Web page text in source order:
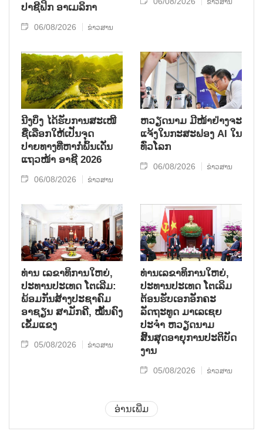
ປາ​ຊີ​ຟິກ ອາ​ເມ​ລິ​ກາ
06/08/2026 ຂ່າວສານ
ຂ່າວສານ
ນີງບິ່ງ ໄດ້ຮັບການສະເໜີ
ຊື່ເລືອກໃຫ້ເປັນຈຸດ
ປາຍທາງທີ່ຫາກໍ່ພົ້ນເດັ່ນ
ແຖວໜ້າ ອາຊີ 2026
06/08/2026 ຂ່າວສານ
ຫວຽດນາມ ມີໜ້າຢ່າງຈະ
ແຈ້ງໃນກະສະຟອງ AI ໃນ
ທົ່ວໂລກ
06/08/2026 ຂ່າວສານ
ທ່ານ ເລຂາທິການໃຫຍ່,
ປະທານປະເທດ ໂຕເລີມ:
ພ້ອມກັນສ້າງປະຊາຄົມ
ອາຊຽນ ສາມັກຄີ, ໝັ້ນຄົງ
ເຂັ້ມແຂງ
05/08/2026 ຂ່າວສານ
ທ່ານເລຂາທິການໃຫຍ່,
ປະທານປະເທດ ໂຕເລິມ
ຕ້ອນຮັບເອກອັກຄະ
ລັດຖະທູດ ມາເລເຊຍ
ປະຈຳ ຫວຽດນາມ
ສິ້ນສຸດອາຍຸການປະຕິບັດ
ງານ
05/08/2026 ຂ່າວສານ
ອ່ານເພີ່ມ